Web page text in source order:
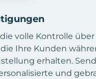
volle Kontrolle über
Ihre Kunden
erhalten.
und